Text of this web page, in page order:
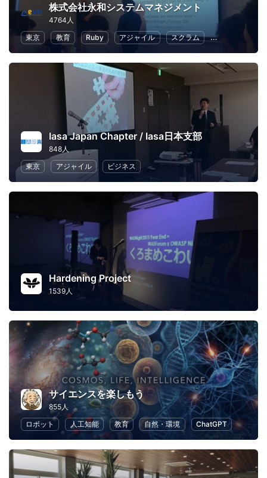
株式会社永和システムマネジメント
4764人
東京
教育 Ruby アジャイル スクラム クラウド
Iasa Japan Chapter / Iasa日本支部
848人
東京
アジャイル ビジネス
Hardening Project
1539人
サイエンスを楽しもう
855人
ロボット
人工知能 教育 自然・環境 ChatGPT